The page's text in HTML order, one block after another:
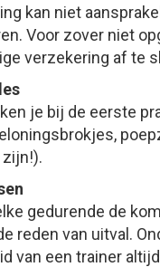
kan niet
Voor zover niet
verzekering af te
je bij de eerste
gedurende de
reden van uitval.
van een trainer